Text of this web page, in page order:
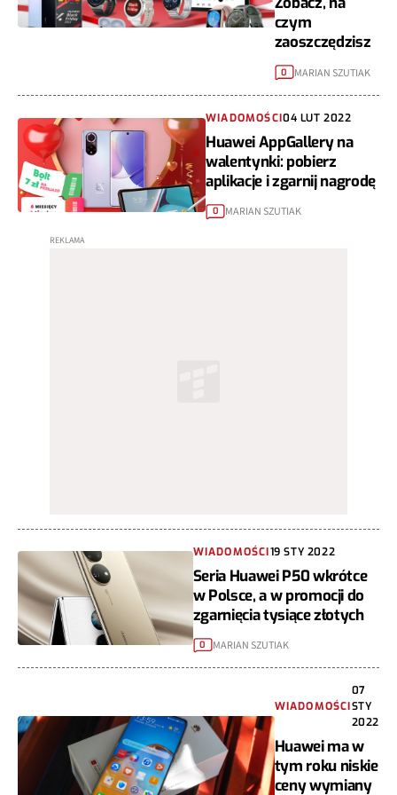
czym
zaoszczędzisz
0 MARIAN SZUTIAK
WIADOMOŚCI04 LUT 2022
Huawei AppGallery na
walentynki: pobierz
aplikacje i zgarnij nagrodę
0 MARIAN SZUTIAK
WIADOMOŚCI19 STY 2022
Seria Huawei P50 wkrótce
w Polsce, a w promocji do
zgarnięcia tysiące złotych
0 MARIAN SZUTIAK
WIADOMOŚCI
07
STY
2022
Huawei ma w
tym roku niskie
ceny wymiany